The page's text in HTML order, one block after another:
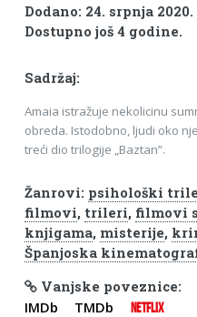
Dodano: 24. srpnja 2020.
Dostupno još 4 godine.
Sadržaj:
Amaia istražuje nekolicinu
obreda. Istodobno, ljudi oko
treći dio trilogije „Baztan”.
Žanrovi: psihološki
filmovi, trileri, filmovi
knjigama, misterije,
Španjoska
Vanjske poveznice:
IMDb TMDb NETFLIX